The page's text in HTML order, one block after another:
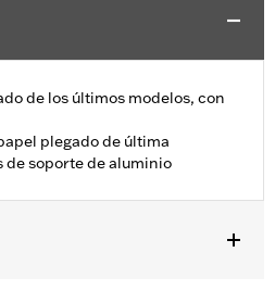
de los últimos modelos, con
plegado de última
de soporte de aluminio